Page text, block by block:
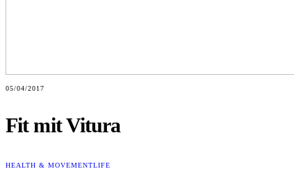
05/04/2017
Fit mit Vitura
HEALTH & MOVEMENTLIFE